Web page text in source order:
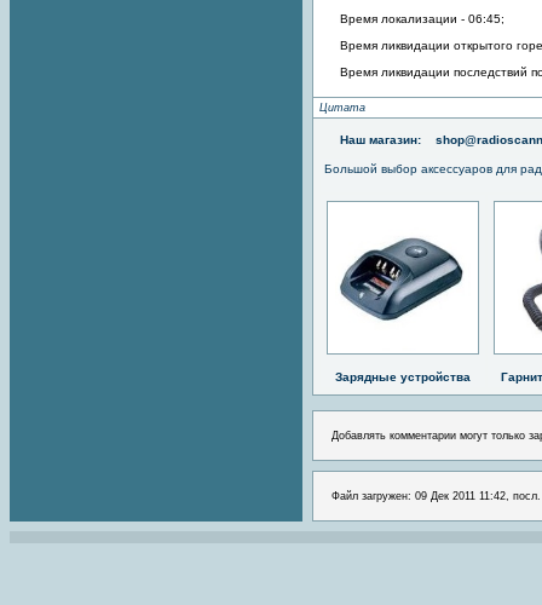
Время локализации - 06:45;
Время ликвидации открытого
Время ликвидации последствий
Цитата
Наш магазин:
Большой выбор аксессуаров для
Зарядные устройства
Добавлять комментарии могут только
Файл загружен: 09 Дек 2011 11:42,